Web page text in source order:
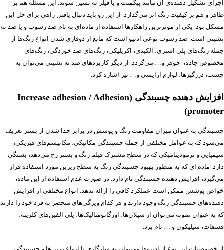
اجزای تشکیل دهنده‌ی آن مانند پیگمنت و یا فیلر ته نشین شوند. این مسئله هم بر
ظاهر و هم بر کیفیت رنگ اثر می‌گذارد. از این رو باید دنبال یافتن راهی برای حل این
مشکل بود. یکی از موثرترین راهکارها استفاده از ماده‌ای به نام ضد رسوب و یا ضد ته
نشینی است. ضد رسوب نوعی ادتیو است که مانع از دوفازی شدن انواع رنگ‌ها از
جمله رنگ‌های پلی استری، آلکیدی، اکریلیکی، رنگ‌های ضد خوردگی، رنگ‌های
مخصوص جاده، جوهر و… می‌گردد. از دیگر کاربردهای ضد ته نشینی می‌توان به
چسب، درزگیرها، لوازم آرایشی و… نیز اشاره کرد.
افزایش دهنده چسبندگی (Increase adhesion / Adhesion
promoter)
چسبندگی به عنوان میزان مقاومت رنگ و پوشش در برابر جدا شدن از بستر تعریف
می‌شود که به عوامل مختلفی از جمله چسبندگی مکانیکی، مکانیسم‌های فیزیکی،
شیمیایی و ترمودینامیکی که در سطح مشترک فیلم رنگ و بستر رخ می‌دهد، بستگی
دارد. ماده ای که به منظور بهبود چسبندگی رنگ به سطح زیرین مورد استفاده قرار
می‌گیرد، افزایش دهنده چسبندگی نام دارد. در صورت عدم استفاده از این ماده،
خواص پوشش ممکن است عملکرد کافی را ارائه ندهد. انواع مختلفی از افزایش
دهنده‌های چسبندگی رنگ وجود دارند و هر کدام ویژگی‌های منحصر به فرد خود را دارند
که به عنوان نمونه می‌توان از سیلان‌ها، اورگانومتالیک‌ها، پلی الفین‌های کلرینه،
فسفات، سیلیکون و … نام برد.